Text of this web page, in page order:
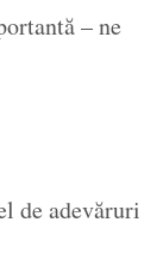
– ne
de adevăruri